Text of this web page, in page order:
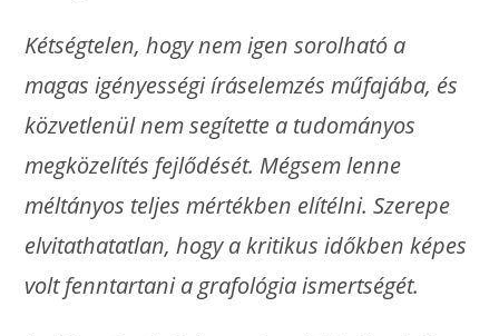
Kétségtelen, hogy nem igen sorolható a
magas igényességi íráselemzés műfajába, és
közvetlenül nem segítette a tudományos
megközelítés fejlődését. Mégsem lenne
méltányos teljes mértékben elítélni. Szerepe
elvitathatatlan, hogy a kritikus időkben képes
volt fenntartani a grafológia ismertségét.